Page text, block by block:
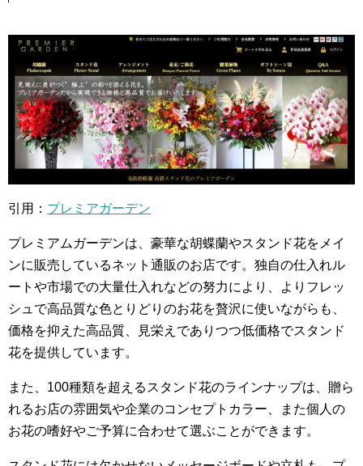
引用： プレミアガーデン
プレミアムガーデンは、豪華な胡蝶蘭やスタンド花をメイ
ンに販売しているネット通販のお店です。独自の仕入れル
ートや市場での大量仕入れなどの努力により、よりフレッ
シュで高品質な色とりどりのお花を贅沢に使いながらも、
価格を抑えた高品質、見栄えでありつつ低価格でスタンド
花を提供しています。
また、100種類を超えるスタンド花のラインナップは、贈ら
れるお店の雰囲気や企業のコンセプトカラー、また個人の
お花の嗜好やご予算に合わせて選ぶことができます。